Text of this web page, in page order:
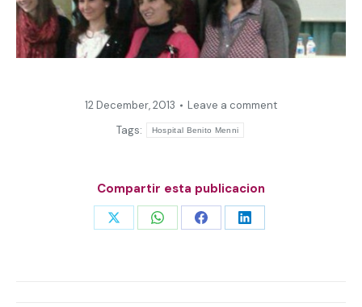
12 December, 2013
Leave a comment
Tags:
Hospital Benito Menni
Compartir esta publicacion
Share Share Share Share